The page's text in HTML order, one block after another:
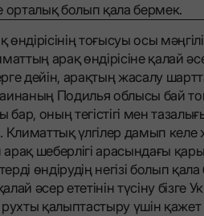
орталық болып қала бермек.
тоғысуы осы
арақ өндірісіне қалай
дейін, арақтың жасалу
Подилья облысы бай
оның тегістігі мен
үлгілер дамып келе
шеберлігі арасындағы
өндірудің негізі болып
әсер ететінін түсіну бізге
қалыптастыру үшін